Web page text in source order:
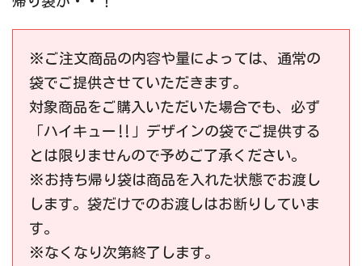
※ご注文商品の内容や量によっては、通常の
袋でご提供させていただきます。
対象商品をご購入いただいた場合でも、必ず
「ハイキュー‼」デザインの袋でご提供する
とは限りませんので予めご了承ください。
※お持ち帰り袋は商品を入れた状態でお渡し
します。袋だけでのお渡しはお断りしていま
す。
※なくなり次第終了します。